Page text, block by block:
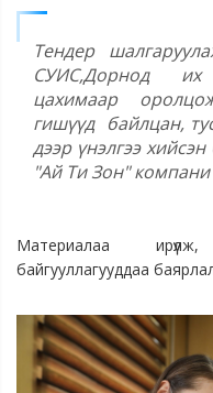
Тендер
СУИС,Дорнод их
цахимаар
гишүүдбайлцан,
дээр үнэлгээ
"Ай Ти Зон"
Материалаа
байгууллагууддаа